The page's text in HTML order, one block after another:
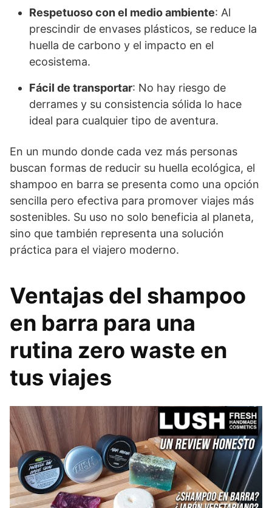
Respetuoso con el medio ambiente: Al
prescindir de envases plásticos, se reduce la
huella de carbono y el impacto en el
ecosistema.
Fácil de transportar: No hay riesgo de
derrames y su consistencia sólida lo hace
ideal para cualquier tipo de aventura.
En un mundo donde cada vez más personas
buscan formas de reducir su huella ecológica, el
shampoo en barra se presenta como una opción
sencilla pero efectiva para promover viajes más
sostenibles. Su uso no solo beneficia al planeta,
sino que también representa una solución
práctica para el viajero moderno.
Ventajas del shampoo
en barra para una
rutina zero waste en
tus viajes